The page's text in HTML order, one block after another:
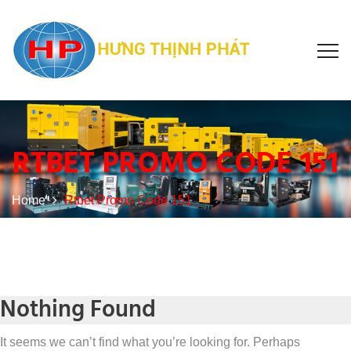
RTBET PROMO CODE 151
Home Rtbet Promo Code 151
Nothing Found
It seems we can’t find what you’re looking for. Perhaps